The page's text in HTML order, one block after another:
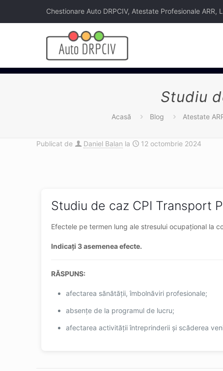
Chestionare Auto DRPCIV, Atestate Profesionale
Studiu
Acasă Blog Atestate
Publicat de Daniel Balan la 12 octombrie 2024
Studiu de caz CPI Transport
Efectele pe termen lung ale stresului ocupațional la
Indicați 3 asemenea efecte.​
RĂSPUNS:
afectarea sănătății, îmbolnăviri profesionale;
absențe de la programul de lucru;
afectarea activității întreprinderii și scăderea